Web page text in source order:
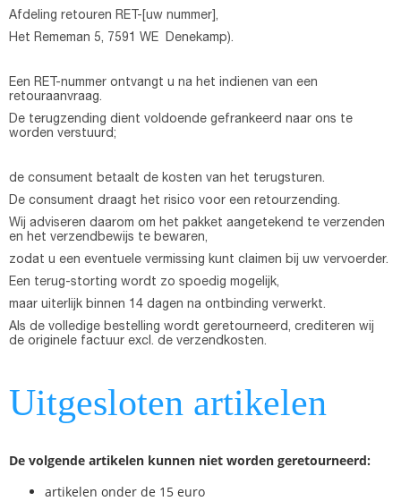
Afdeling retouren RET-[uw nummer],
Het Rememan 5, 7591 WE Denekamp).
Een RET-nummer ontvangt u na het indienen van een
retouraanvraag.
De terugzending dient voldoende gefrankeerd naar ons te
worden verstuurd;
de consument betaalt de kosten van het terugsturen.
De consument draagt het risico voor een retourzending.
Wij adviseren daarom om het pakket aangetekend te verzenden
en het verzendbewijs te bewaren,
zodat u een eventuele vermissing kunt claimen bij uw vervoerder.
Een terug-storting wordt zo spoedig mogelijk,
maar uiterlijk binnen 14 dagen na ontbinding verwerkt.
Als de volledige bestelling wordt geretourneerd, crediteren wij
de originele factuur excl. de verzendkosten.
Uitgesloten artikelen
De volgende artikelen kunnen niet worden geretourneerd:
artikelen onder de 15 euro